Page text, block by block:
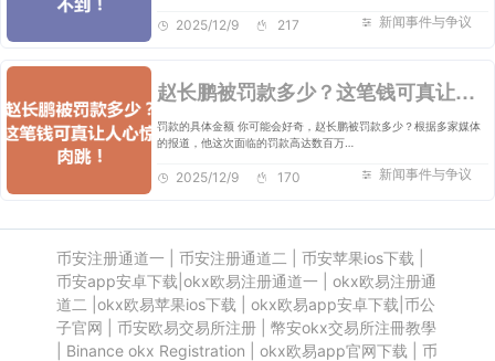
新闻事件与争议
2025/12/9 217
赵长鹏被罚款多少？这笔钱可真让人心惊肉跳！
罚款的具体金额 你可能会好奇，赵长鹏被罚款多少？根据多家媒体
的报道，他这次面临的罚款高达数百万…
新闻事件与争议
2025/12/9 170
币安注册通道一 币安注册通道二 币安苹果ios下载
币安app安卓下载 okx欧易注册通道一
okx欧易注册通
道二
okx欧易苹果ios下载 okx欧易app安卓下载 币公
子官网
币安欧易交易所注册| 幣安okx交易所注冊教學
Binance okx Registration okx欧易app官网下载
币